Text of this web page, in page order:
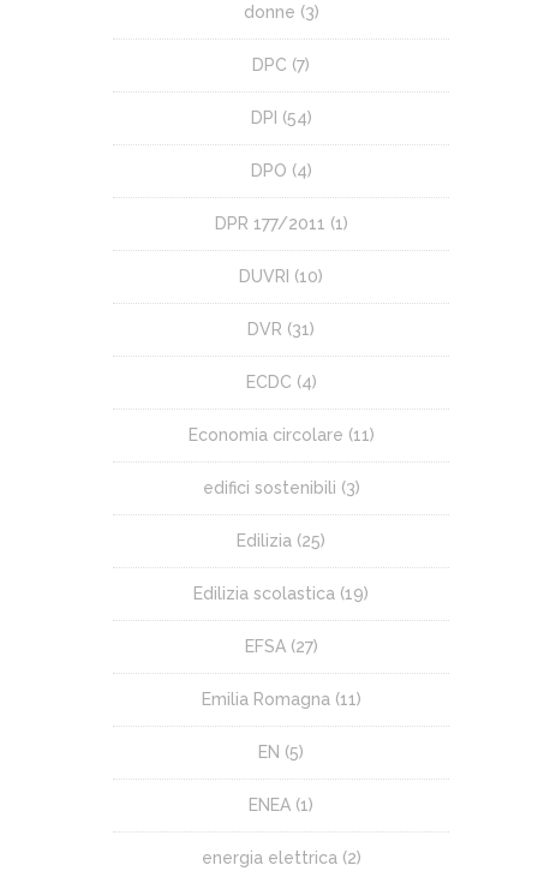
donne (3)
DPC (7)
DPI (54)
DPO (4)
DPR 177/2011 (1)
DUVRI (10)
DVR (31)
ECDC (4)
Economia circolare (11)
edifici sostenibili (3)
Edilizia (25)
Edilizia scolastica (19)
EFSA(27)
Emilia Romagna(11)
EN (5)
ENEA (1)
energia elettrica(2)